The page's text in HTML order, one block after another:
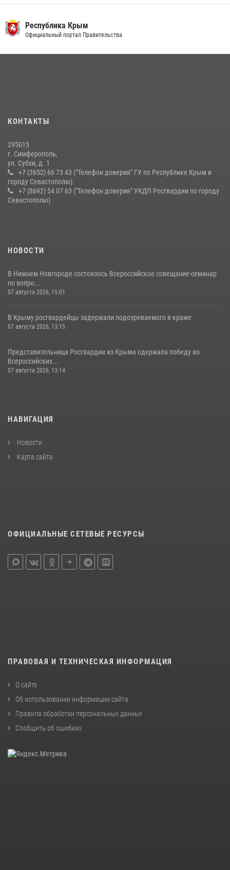
Росгвардейцы Крыма и Севастополя отметили День Крещения Руси
В крымской столице росгвардейцы задержали подозреваемую в
10 июля 2026, 15:10
Республика Крым
Официальный портал Правительства
КОНТАКТЫ
295015
г. Симферополь,
ул. Субхи, д. 1
+7 (3652) 66 73 43 ("Телефон доверия" ГУ по Республике Крым и
городу Севастополю)
+7 (8692) 54 07 63 ("Телефон доверия" УКДП Росгвардии по городу
Севастополю)
НОВОСТИ
В Нижнем Новгороде состоялось Всероссийское совещание-семинар
по вопро...
07 августа 2026, 15:01
В Крыму росгвардейцы задержали подозреваемого в краже
07 августа 2026, 13:15
Представительница Росгвардии из Крыма одержала победу во
Всероссийских...
07 августа 2026, 13:14
НАВИГАЦИЯ
Новости
Карта сайта
ОФИЦИАЛЬНЫЕ СЕТЕВЫЕ РЕСУРСЫ
ПРАВОВАЯ И ТЕХНИЧЕСКАЯ ИНФОРМАЦИЯ
О сайте
Об использовании информации сайта
Правила обработки персональных данных
Сообщить об ошибках